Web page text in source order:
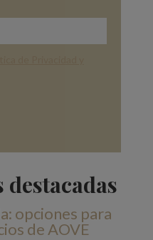
opciones para
de AOVE